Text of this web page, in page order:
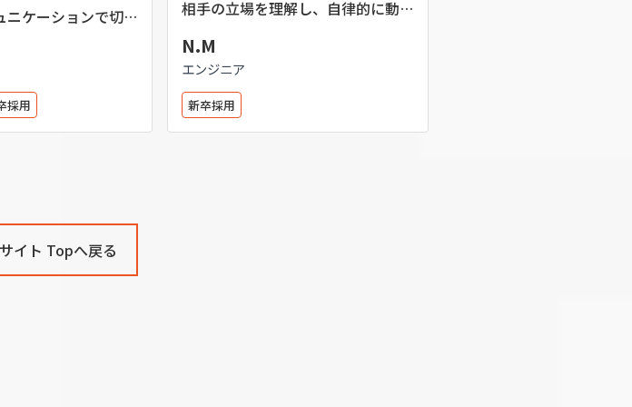
ニケーションで切り
リア
採用
相手の立場を理解し、自律的に動く
N.M
エンジニア
新卒採用
イト Topへ戻る